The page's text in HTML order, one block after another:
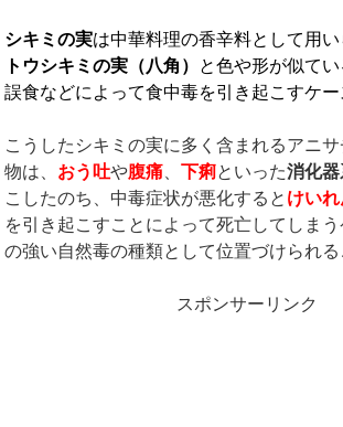
シキミの実は中華料理の香辛料として用
トウシキミの実（八角） と色や形が似て
誤食などによって食中毒を引き起こすケー
こうしたシキミの実に多く含まれるアニ
物は、 おう吐や腹痛 、下痢といった消化
こしたのち、中毒症状が悪化すると けい
を引き起こすことによって死亡してしま
の強い自然毒の種類として位置づけられる
スポンサーリンク